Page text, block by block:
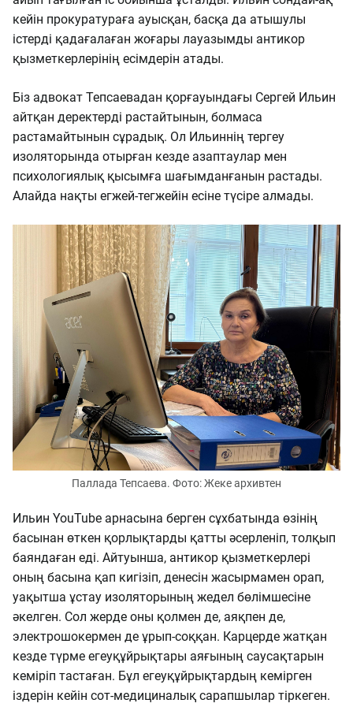
кейін прокуратураға ауысқан, басқа да атышулы
істерді қадағалаған жоғары лауазымды антикор
қызметкерлерінің есімдерін атады.
Біз адвокат Тепсаевадан қорғауындағы Сергей Ильин
айтқан деректерді растайтынын, болмаса
растамайтынын сұрадық. Ол Ильиннің тергеу
изоляторында отырған кезде азаптаулар мен
психологиялық қысымға шағымданғанын растады.
Алайда нақты егжей-тегжейін есіне түсіре алмады.
Паллада Тепсаева. Фото: Жеке архивтен
Ильин YouTube арнасына берген сұхбатында өзінің
басынан өткен қорлықтарды қатты әсерленіп, толқып
баяндаған еді. Айтуынша, антикор қызметкерлері
оның басына қап кигізіп, денесін жасырмамен орап,
уақытша ұстау изоляторының жедел бөлімшесіне
әкелген. Сол жерде оны қолмен де, аяқпен де,
электрошокермен де ұрып-соққан. Карцерде жатқан
кезде түрме егеуқұйрықтары аяғының саусақтарын
кеміріп тастаған. Бұл егеуқұйрықтардың кемірген
іздерін кейін сот-медициналық сарапшылар тіркеген.